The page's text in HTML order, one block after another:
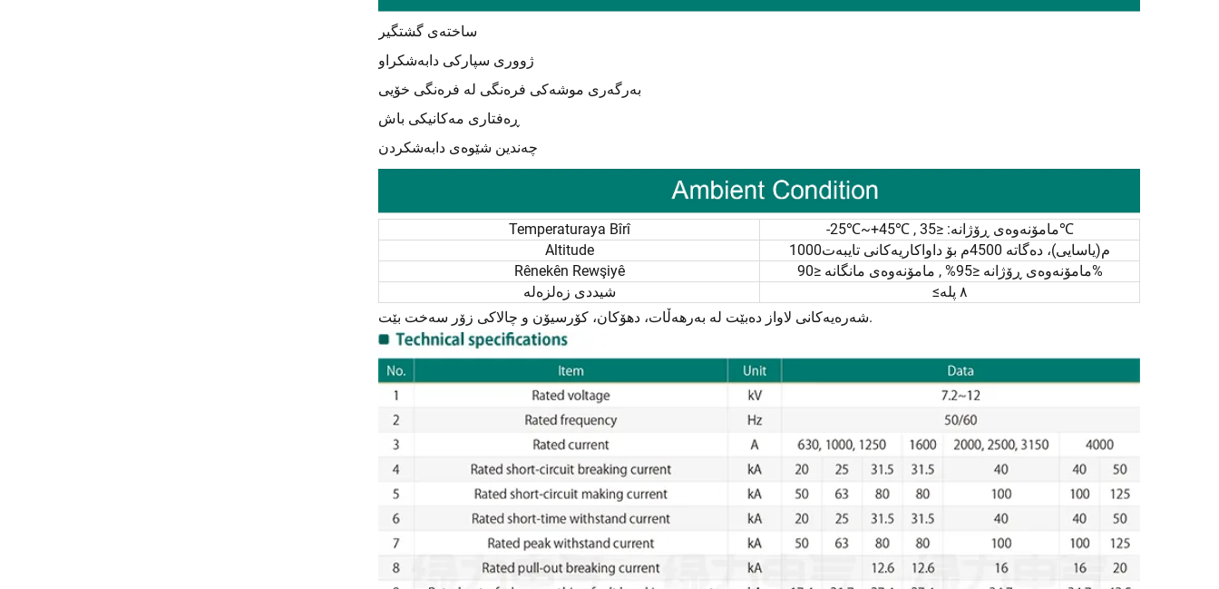
ساختەی گشتگیر
ژووری سپارکی دابەشکراو
بەرگەری موشەکی فرەنگی لە فرەنگی خۆیی
ڕەفتاری مەکانیکی باش
چەندین شێوەی دابەشکردن
Temperaturaya Bîrî
-25℃~+45℃ , مامۆنەوەی ڕۆژانە: ≤35℃
Altitude
1000م(یاسایی)، دەگاتە 4500م بۆ داواکاریەکانی تایبەت
Rênekên Rewşiyê
مامۆنەوەی ڕۆژانە ≤95% , مامۆنەوەی مانگانە ≤90%
شیددی زەلزەلە
≤٨ پلە
شەرەیەکانی لاواز دەبێت لە بەرھەڵات، دهۆکان، کۆرسیۆن و چالاکی زۆر سەخت بێت.